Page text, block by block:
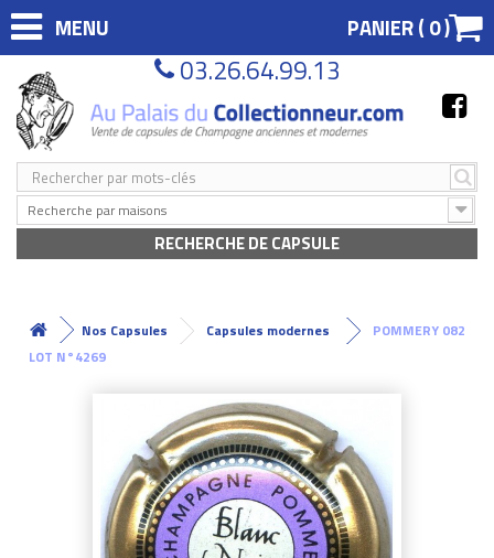
MENU PANIER (0)
03.26.64.99.13
Recherche par maisons
RECHERCHE DE CAPSULE
Nos Capsules Capsules modernes
POMMERY 082
LOT N°4269